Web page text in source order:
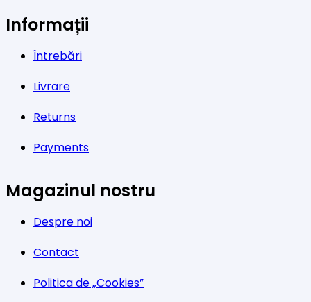
Informații
Întrebări
Livrare
Returns
Payments
Magazinul nostru
Despre noi
Contact
Politica de „Cookies”